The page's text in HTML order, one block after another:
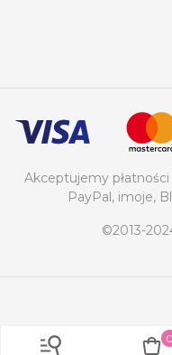
0
Akceptujemy
PayPal, imoje,
©2013-